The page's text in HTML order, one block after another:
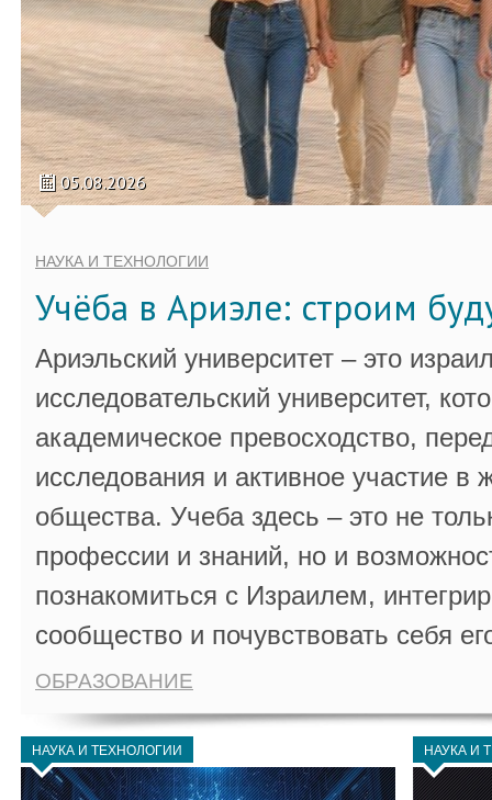
05.08.2026
НАУКА И ТЕХНОЛОГИИ
Учёба в Ариэле: строим
Ариэльский университет – это
исследовательский университет,
академическое превосходство,
исследования и активное участие в
общества. Учеба здесь – это не
профессии и знаний, но и
познакомиться с Израилем,
сообщество и почувствовать себя
ОБРАЗОВАНИЕ
НАУКА И ТЕХНОЛОГИИ НАУКА И